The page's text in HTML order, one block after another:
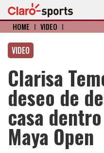
HOME I VIDEO I
VIDEO
Clarisa
deseo de
casa
Maya Open